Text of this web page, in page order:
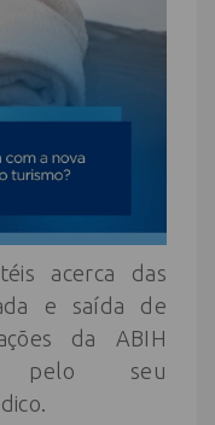
acerca das
e saída de
da ABIH
pelo seu